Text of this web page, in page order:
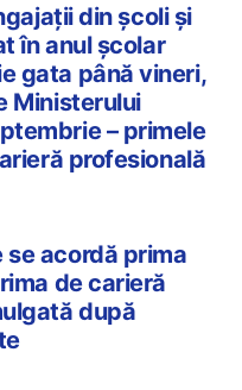
din școli și
în anul școlar
gata până vineri,
Ministerului
– primele
profesională
se acordă prima
de carieră
după